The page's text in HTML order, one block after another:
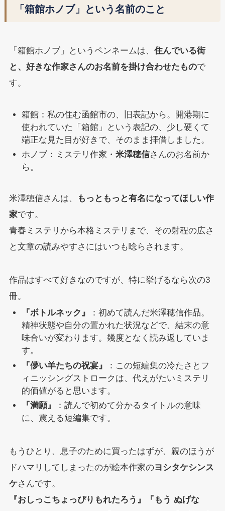
「箱館ホノブ」という名前のこと
「箱館ホノブ」というペンネームは、 住んでいる街
と、好きな作家さんのお名前を掛け合わせたもので
す。
箱館：私の住む函館市の、旧表記から。開港期に
使われていた「箱館」という表記の、少し硬くて
端正な見た目が好きで、そのまま拝借しました。
ホノブ：ミステリ作家・米澤穂信さんのお名前か
ら。
米澤穂信さんは、
もっともっと有名になってほしい作
家です。
青春ミステリから本格ミステリまで、その射程の広さ
と文章の読みやすさにはいつも唸らされます。
作品はすべて好きなのですが、特に挙げるなら次の3
冊。
『ボトルネック』
：初めて読んだ米澤穂信作品。
精神状態や自分の置かれた状況などで、結末の意
味合いが変わります。幾度となく読み返していま
す。
『儚い羊たちの祝宴』
：この短編集の冷たさとフ
ィニッシングストロークは、代えがたいミステリ
的価値がると思います。
『満願』
：読んで初めて分かるタイトルの意味
に、震える短編集です。
もうひとり、息子のために買ったはずが、親のほうが
ドハマリしてしまったのが絵本作家のヨシタケシンス
ケさんです。
『おしっこちょっぴりもれたろう』『もう ぬげな